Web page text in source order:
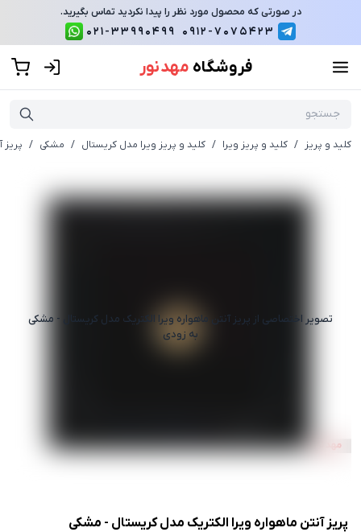
در صورتی که محصول مورد نظر را پیدا نکردید تماس بگیرید.
0912-7075423
021-33990499
فروشگاه مهد نور
کلید و پریز / کلید و پریز ویرا / کلید و پریز ویرا مدل کریستال / مشکی /
تصویر اختصاصی از پریز آنتن ماهواره ویرا الکتریک مدل کریستال - مشکی
به زودی
پریز آنتن ماهواره ویرا الکتریک مدل کریستال - مشکی